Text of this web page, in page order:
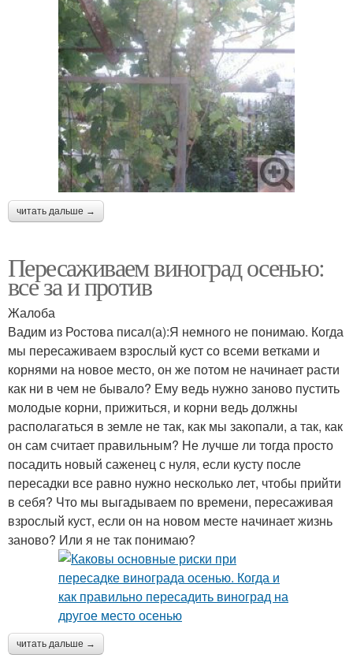
читать дальше →
Пересаживаем виноград осенью:
все за и против
Жалоба
Вадим из Ростова писал(а):Я немного не понимаю. Когда
мы пересаживаем взрослый куст со всеми ветками и
корнями на новое место, он же потом не начинает расти
как ни в чем не бывало? Ему ведь нужно заново пустить
молодые корни, прижиться, и корни ведь должны
располагаться в земле не так, как мы закопали, а так, как
он сам считает правильным? Не лучше ли тогда просто
посадить новый саженец с нуля, если кусту после
пересадки все равно нужно несколько лет, чтобы прийти
в себя? Что мы выгадываем по времени, пересаживая
взрослый куст, если он на новом месте начинает жизнь
заново? Или я не так понимаю?
читать дальше →